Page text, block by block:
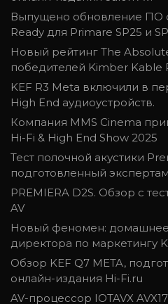
Выпущено обновление ПО
Ready для Primare SP25 и
Новый рейтинг The
победителей Kimber Kable
KEF R3 Meta включили в
High End аудиоустройств.
Компания MMS Cinema
Hi-Fi & High End Show 2025
Тест полочной акустики
подготовленный
PREMIERA D2S. Обзор с
AV
Новый феномен:
директора по маркетингу
Обзор KEF Q7 META,
онлайн-издания Hi-Fi.ru
AV-процессор IOTAVX